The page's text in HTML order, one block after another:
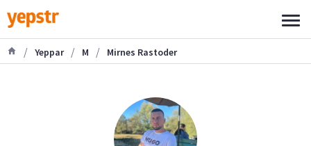
/ Yeppar / M / Mirnes Rastoder